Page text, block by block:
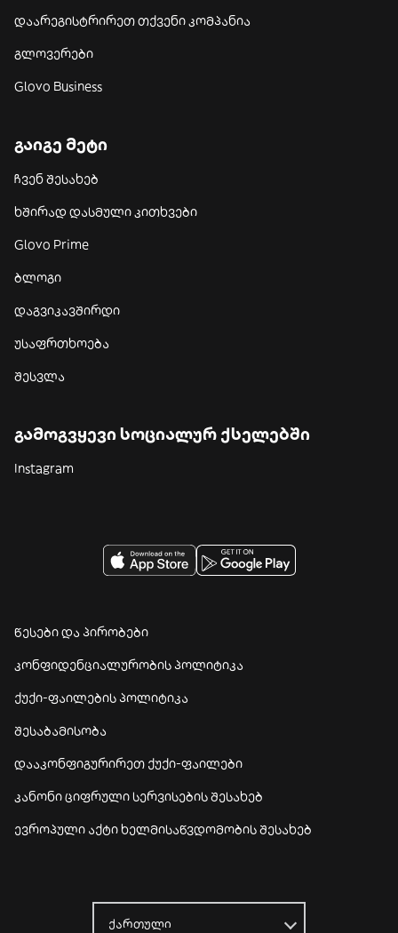
დაარეგისტრირეთ თქვენი კომპანია
გლოვერები
Glovo Business
გაიგე მეტი
ჩვენ შესახებ
ხშირად დასმული კითხვები
Glovo Prime
ბლოგი
დაგვიკავშირდი
უსაფრთხოება
შესვლა
გამოგვყევი სოციალურ ქსელებში
Instagram
წესები და პირობები
კონფიდენციალურობის პოლიტიკა
ქუქი-ფაილების პოლიტიკა
შესაბამისობა
დააკონფიგურირეთ ქუქი-ფაილები
კანონი ციფრული სერვისების შესახებ
ევროპული აქტი ხელმისაწვდომობის შესახებ